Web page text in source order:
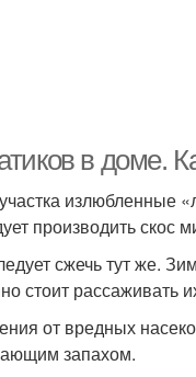
в доме.
излюбленные
производить скос
сжечь тут же.
стоит рассаживать
от вредных
запахом.